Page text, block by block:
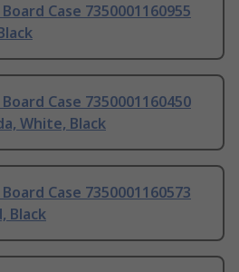
Case 7350001160955
Case 7350001160450
White, Black
Case 7350001160573
Black